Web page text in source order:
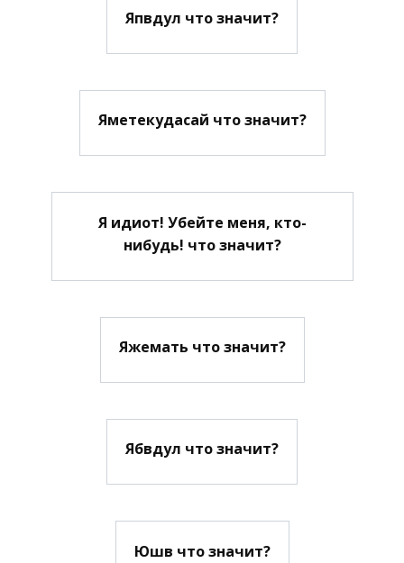
Япвдул что значит?
Яметекудасай что значит?
Я идиот! Убейте меня, кто-
нибудь! что значит?
Яжемать что значит?
Ябвдул что значит?
Юшв что значит?